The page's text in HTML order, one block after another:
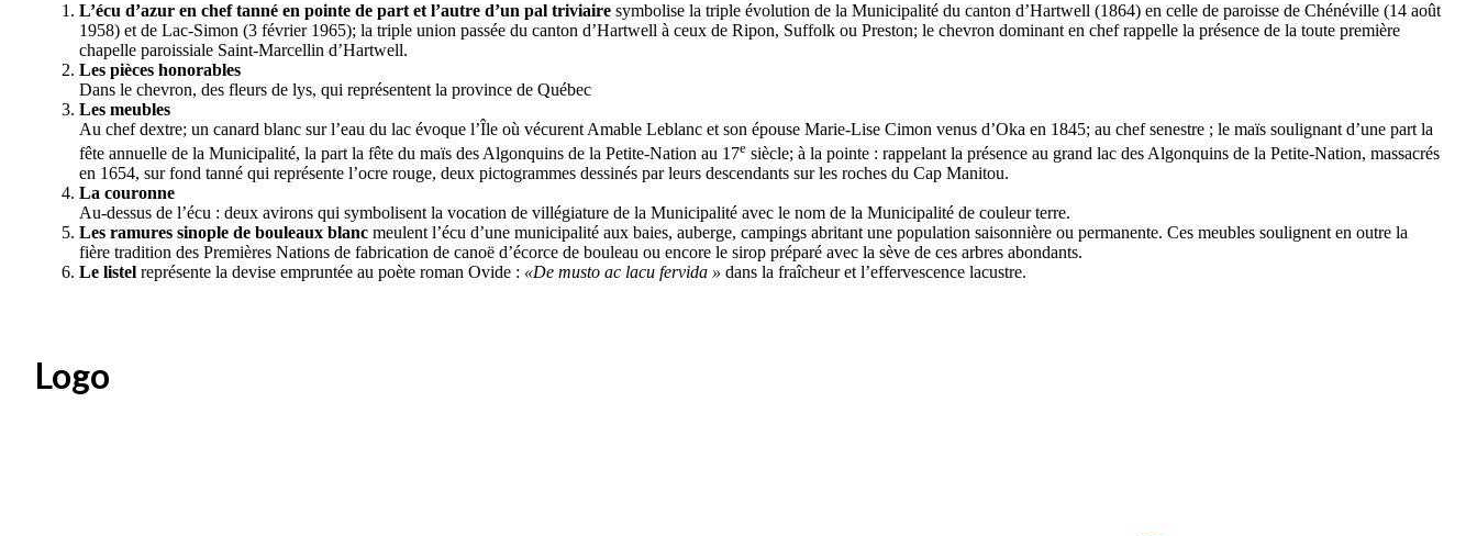
L’écu d’azur en chef tanné en pointe de part et l’autre d’un pal triviaire symbolise la triple évolution de la Municipalité du canton d’Hartwell (1864) en celle de paroisse de Chénéville (14 août
1958) et de Lac-Simon (3 février 1965); la triple union passée du canton d’Hartwell à ceux de Ripon, Suffolk ou Preston; le chevron dominant en chef rappelle la présence de la toute première
chapelle paroissiale Saint-Marcellin d’Hartwell.
Les pièces honorables
Dans le chevron, des fleurs de lys, qui représentent la province de Québec
Les meubles
Au chef dextre; un canard blanc sur l’eau du lac évoque l’Île où vécurent Amable Leblanc et son épouse Marie-Lise Cimon venus d’Oka en 1845; au chef senestre ; le maïs soulignant d’une part la
fête annuelle de la Municipalité, la part la fête du maïs des Algonquins de la Petite-Nation au 17e siècle; à la pointe : rappelant la présence au grand lac des Algonquins de la Petite-Nation, massacrés
en 1654, sur fond tanné qui représente l’ocre rouge, deux pictogrammes dessinés par leurs descendants sur les roches du Cap Manitou.
La couronne
Au-dessus de l’écu : deux avirons qui symbolisent la vocation de villégiature de la Municipalité avec le nom de la Municipalité de couleur terre.
Les ramures sinople de bouleaux blanc meulent l’écu d’une municipalité aux baies, auberge, campings abritant une population saisonnière ou permanente. Ces meubles soulignent en outre la
fière tradition des Premières Nations de fabrication de canoë d’écorce de bouleau ou encore le sirop préparé avec la sève de ces arbres abondants.
Le listel représente la devise empruntée au poète roman Ovide : «De musto ac lacu fervida » dans la fraîcheur et l’effervescence lacustre.
Logo